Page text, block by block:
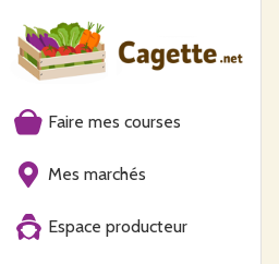
Faire mes courses
Mes marchés
Espace producteur